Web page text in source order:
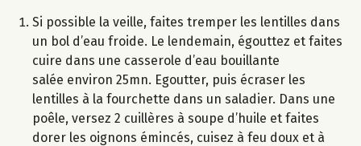
Si possible la veille, faites tremper les lentilles dans
un bol d’eau froide. Le lendemain, égouttez et faites
cuire dans une casserole d’eau bouillante
salée environ 25mn. Egoutter, puis écraser les
lentilles à la fourchette dans un saladier. Dans une
poêle, versez 2 cuillères à soupe d’huile et faites
dorer les oignons émincés, cuisez à feu doux et à